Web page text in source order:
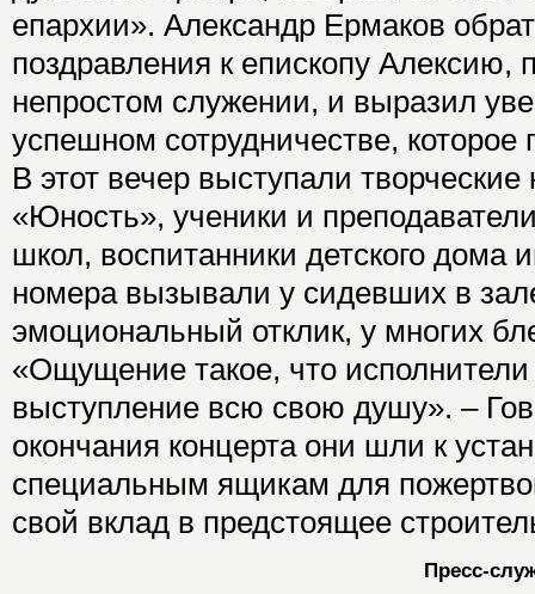
епархии». Александр Ермаков
поздравления к епископу Алексию,
непростом служении, и выразил
успешном сотрудничестве,
В этот вечер выступали
«Юность», ученики и
школ, воспитанники детского дома
номера вызывали у сидевших в
эмоциональный отклик, у многих
«Ощущение такое, что
выступление всю свою душу». –
окончания концерта они шли к
специальным ящикам для
свой вклад в предстоящее
Пресс-